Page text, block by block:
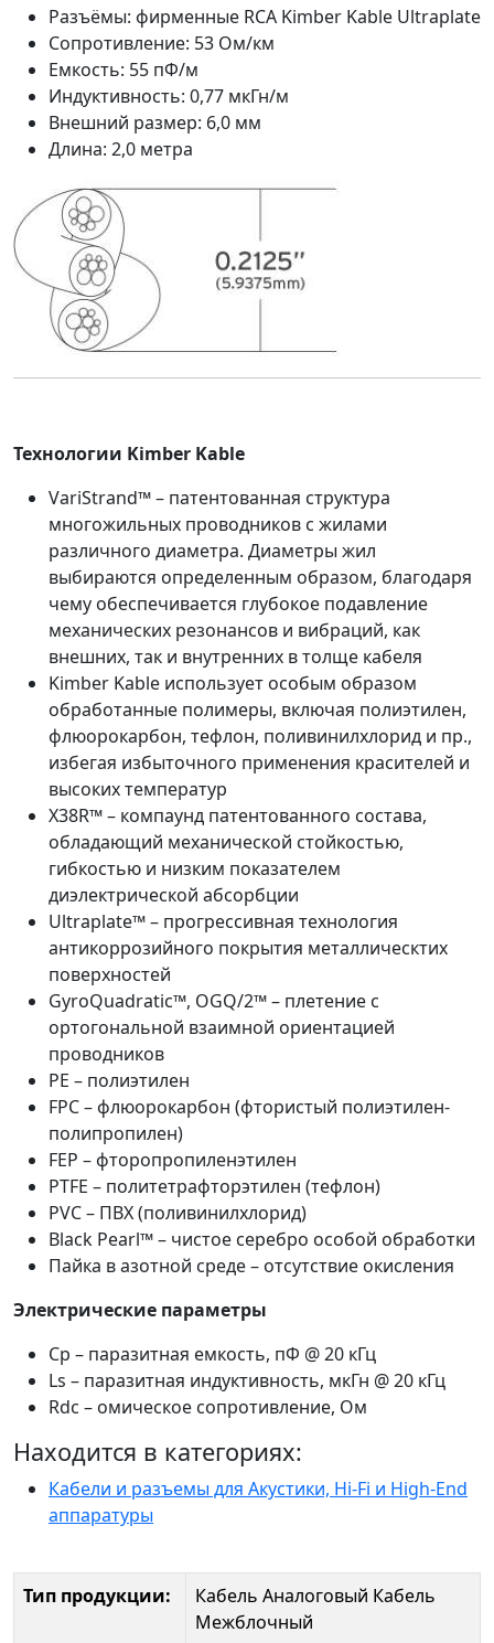
Разъёмы: фирменные RCA Kimber Kable Ultraplate
Сопротивление: 53 Ом/км
Емкость: 55 пФ/м
Индуктивность: 0,77 мкГн/м
Внешний размер: 6,0 мм
Длина: 2,0 метра
Технологии Kimber Kable
VariStrand™ – патентованная структура
многожильных проводников с жилами
различного диаметра. Диаметры жил
выбираются определенным образом, благодаря
чему обеспечивается глубокое подавление
механических резонансов и вибраций, как
внешних, так и внутренних в толще кабеля
Kimber Kable использует особым образом
обработанные полимеры, включая полиэтилен,
флюорокарбон, тефлон, поливинилхлорид и пр.,
избегая избыточного применения красителей и
высоких температур
X38R™ – компаунд патентованного состава,
обладающий механической стойкостью,
гибкостью и низким показателем
диэлектрической абсорбции
Ultraplate™ – прогрессивная технология
антикоррозийного покрытия металлическтих
поверхностей
GyroQuadratic™, OGQ/2™ – плетение с
ортогональной взаимной ориентацией
проводников
PE – полиэтилен
FPC – флюорокарбон (фтористый полиэтилен-
полипропилен)
FEP – фторопропиленэтилен
PTFE – политетрафторэтилен (тефлон)
PVC – ПВХ (поливинилхлорид)
Black Pearl™ – чистое серебро особой обработки
Пайка в азотной среде – отсутствие окисления
Электрические параметры
Сp – паразитная емкость, пФ @ 20 кГц
Ls – паразитная индуктивность, мкГн @ 20 кГц
Rdc – омическое сопротивление, Ом
Находится в категориях:
Кабели и разъемы для Акустики, Hi-Fi и High-End
аппаратуры
Тип продукции: Кабель Аналоговый Кабель
Межблочный